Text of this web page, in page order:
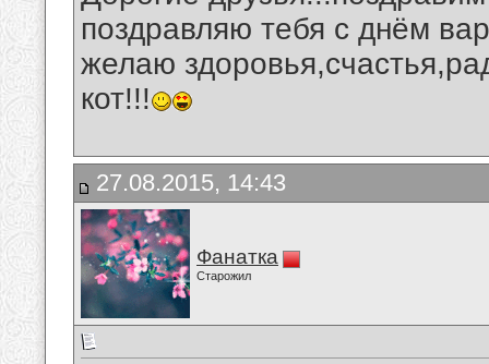
поздравляю тебя с днём
желаю
кот!!!
27.08.2015, 14:43
Фанатка
Старожил